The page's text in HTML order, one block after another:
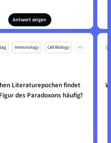
Antwort zeigen
Immunology Cell Biology Mo
Literaturepochen findet
des Paradoxons häufig?